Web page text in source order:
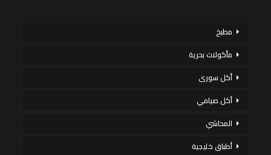
مطبخ
مأكولات بحرية
أكل سورى
أكل صيامي
المحاشي
أطباق خليجية